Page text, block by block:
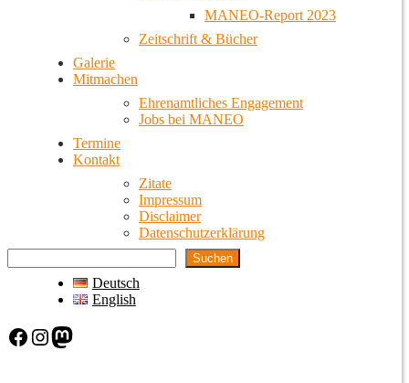
MANEO-Report 2023
Zeitschrift & Bücher
Galerie
Mitmachen
Ehrenamtliches Engagement
Jobs bei MANEO
Termine
Kontakt
Zitate
Impressum
Disclaimer
Datenschutzerklärung
Suchen
Deutsch
English
Facebook Instagram Mastodon